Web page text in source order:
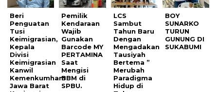
Beri
Penguatan
Tusi
Keimigrasian,
Kepala
Divisi
Keimigrasian
Kanwil
Kemenkumham
Jawa Barat
Pemilik
Kendaraan
Wajib
Gunakan
Barcode MY
PERTAMINA
Saat
Mengisi
BBM di
SPBU.
LCS
Sambut
Tahun Baru
Dengan
Mengadakan
Tausiyah
Bertema ”
Merubah
Paradigma
Hidup di
BOY
SUNARKO
TURUN
GUNUNG DI
SUKABUMI